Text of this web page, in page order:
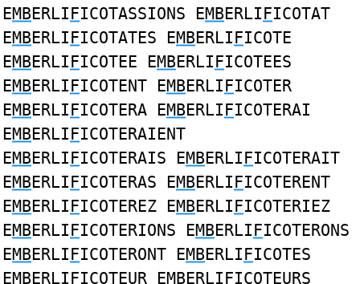
EMBERLIFICOTASSIONS EMBERLIFICOTAT
EMBERLIFICOTATES EMBERLIFICOTE
EMBERLIFICOTEE EMBERLIFICOTEES
EMBERLIFICOTENT EMBERLIFICOTER
EMBERLIFICOTERA EMBERLIFICOTERAI
EMBERLIFICOTERAIENT
EMBERLIFICOTERAIS EMBERLIFICOTERAIT
EMBERLIFICOTERAS EMBERLIFICOTERENT
EMBERLIFICOTEREZ EMBERLIFICOTERIEZ
EMBERLIFICOTERIONS EMBERLIFICOTERONS
EMBERLIFICOTERONT EMBERLIFICOTES
EMBERLIFICOTEUR EMBERLIFICOTEURS